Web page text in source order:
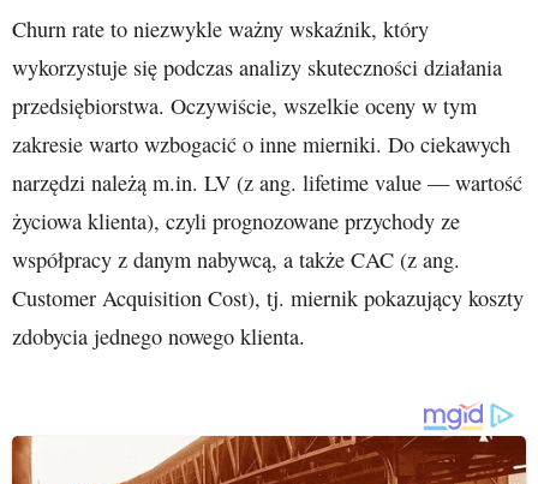
Churn rate to niezwykle ważny wskaźnik, który
wykorzystuje się podczas analizy skuteczności działania
przedsiębiorstwa. Oczywiście, wszelkie oceny w tym
zakresie warto wzbogacić o inne mierniki. Do ciekawych
narzędzi należą m.in. LV (z ang. lifetime value — wartość
życiowa klienta), czyli prognozowane przychody ze
współpracy z danym nabywcą, a także CAC (z ang.
Customer Acquisition Cost), tj. miernik pokazujący koszty
zdobycia jednego nowego klienta.